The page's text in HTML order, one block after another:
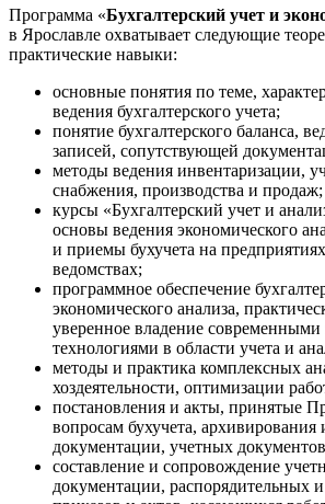
Программа «Бухгалтерский учет и
в Ярославле охватывает следующие
практические навыки:
основные понятия по теме,
ведения бухгалтерского учета;
понятие бухгалтерского баланса,
записей, сопутствующей
методы ведения инвентаризации,
снабжения, производства и продаж;
курсы «Бухгалтерский учет и
основы ведения экономического
и приемы бухучета на
ведомствах;
программное обеспечение
экономического анализа,
уверенное владение
технологиями в области учета и
методы и практика комплексных
хоздеятельности, оптимизации
постановления и акты, принятые
вопросам бухучета, архивирования
документации, учетных
составление и сопровождение
документации, распорядительных